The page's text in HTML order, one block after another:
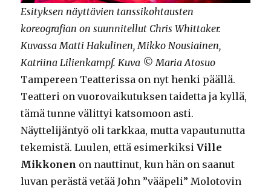
Esityksen näyttävien tanssikohtausten
koreografian on suunnitellut Chris Whittaker.
Kuvassa Matti Hakulinen, Mikko Nousiainen,
Katriina Lilienkampf. Kuva © Maria Atosuo
Tampereen Teatterissa on nyt henki päällä.
Teatteri on vuorovaikutuksen taidetta ja kyllä,
tämä tunne välittyi katsomoon asti.
Näyttelijäntyö oli tarkkaa, mutta vapautunutta
tekemistä. Luulen, että esimerkiksiVille
Mikkonen on nauttinut, kun hän on saanut
luvan perästä vetää John ”vääpeli” Molotovin